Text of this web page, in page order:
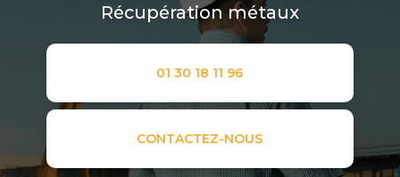
Récupération métaux
01 30 18 11 96
CONTACTEZ-NOUS